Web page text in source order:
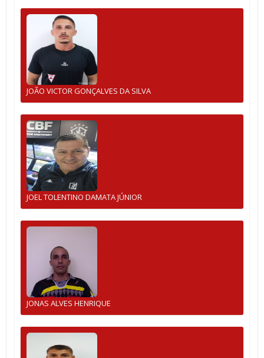
JOÃO VICTOR GONÇALVES DA SILVA
JOEL TOLENTINO DAMATA JÚNIOR
JONAS ALVES HENRIQUE